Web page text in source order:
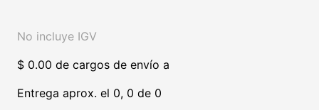
No incluye IGV
$ 0.00 de cargos de envío a
Entrega aprox. el 0, 0 de 0